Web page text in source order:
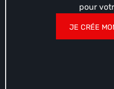
pour
JE CRÉE